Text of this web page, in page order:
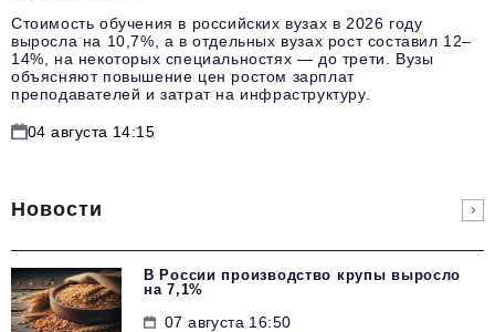
Стоимость обучения в российских вузах в 2026 году
выросла на 10,7%, а в отдельных вузах рост составил 12–
14%, на некоторых специальностях — до трети. Вузы
объясняют повышение цен ростом зарплат
преподавателей и затрат на инфраструктуру.
04 августа 14:15
Новости
В России производство крупы выросло
на 7,1%
07 августа 16:50